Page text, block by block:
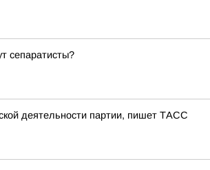
сепаратисты?
деятельности партии, пишет ТАСС